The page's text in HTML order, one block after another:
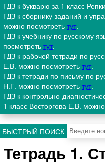
ГДЗ к букварю за 1 класс
ГДЗ к сборнику заданий и
можно посмотреть тут.
ГДЗ к учебнику по русскому
посмотреть тут.
ГДЗ к рабочей тетради по
Е.В. можно посмотреть тут.
ГДЗ к тетради по письму по
Н.Г. можно посмотреть тут.
ГДЗ к контрольно-
1 класс Восторгова Е.В.
БЫСТРЫЙ ПОИСК
Тетрадь 1.